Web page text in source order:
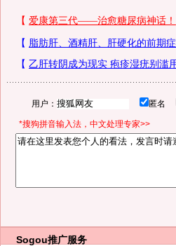
用户： 匿名
*搜狗拼音输入法，中文处理专家>>
Sogou推广服务